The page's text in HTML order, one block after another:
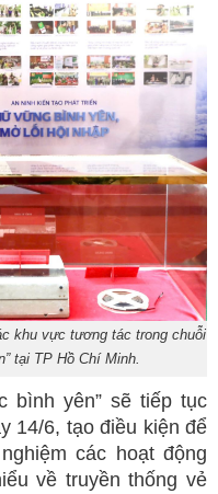
khu vực tương tác trong chuỗi
tại TP Hồ Chí Minh.
bình yên” sẽ tiếp tục
14/6, tạo điều kiện để
các hoạt động
về truyền thống vẻ